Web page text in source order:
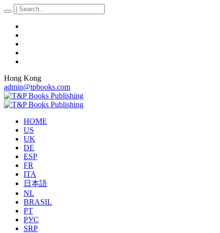
Hong Kong
admin@tpbooks.com
HOME
US
UK
DE
ESP
FR
ITA
日本語
NL
BRASIL
PT
РУС
SRP